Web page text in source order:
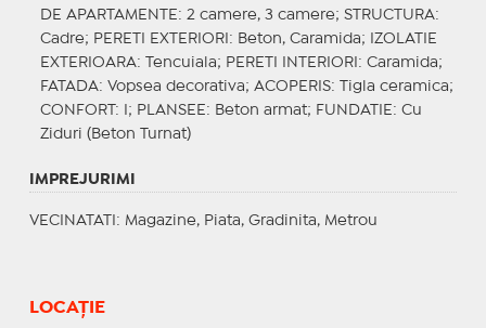
DE APARTAMENTE : 2 camere, 3 camere; STRUCTURA:
Cadre; PERETI EXTERIORI : Beton, Caramida;
IZOLATIE
EXTERIOARA: Tencuiala; PERETI INTERIORI : Caramida;
FATADA: Vopsea decorativa; ACOPERIS: Tigla ceramica;
CONFORT : I; PLANSEE : Beton armat; FUNDATIE : Cu
Ziduri (Beton Turnat)
IMPREJURIMI
VECINATATI : Magazine, Piata, Gradinita, Metrou
LOCAȚIE